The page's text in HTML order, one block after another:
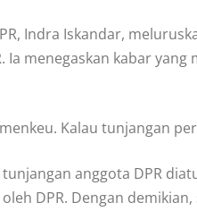
Indra Iskandar,
menegaskan kabar
Kalau tunjangan
anggota DPR
DPR. Dengan